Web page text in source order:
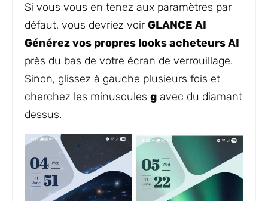
Si vous vous en tenez aux paramètres par
défaut, vous devriez voir GLANCE AI
Générez vos propres looks acheteurs AI
près du bas de votre écran de verrouillage.
Sinon, glissez à gauche plusieurs fois et
cherchez les minuscules g avec du diamant
dessus.